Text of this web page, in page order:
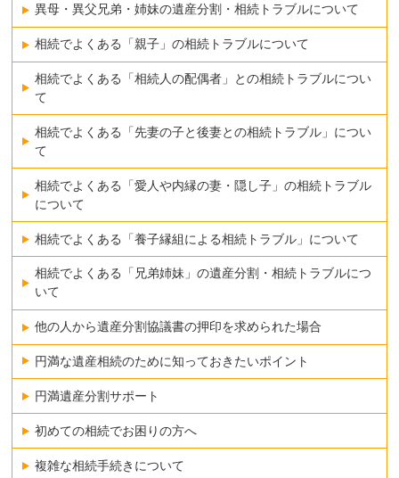
異母・異父兄弟・姉妹の遺産分割・相続トラブルについて
相続でよくある「親子」の相続トラブルについて
相続でよくある「相続人の配偶者」との相続トラブルについ
て
相続でよくある「先妻の子と後妻との相続トラブル」につい
て
相続でよくある「愛人や内縁の妻・隠し子」の相続トラブル
について
相続でよくある「養子縁組による相続トラブル」について
相続でよくある「兄弟姉妹」の遺産分割・相続トラブルにつ
いて
他の人から遺産分割協議書の押印を求められた場合
円満な遺産相続のために知っておきたいポイント
円満遺産分割サポート
初めての相続でお困りの方へ
複雑な相続手続きについて